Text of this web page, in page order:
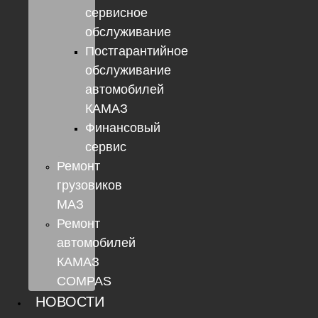
сервисное
обслуживание
Постгарантийное
обслуживание
автомобилей
КАМАЗ
Финансовый
сервис
Ремонт
грузовиков
МАЗ
Ремонт
автомобилей
КАМАЗ
COMPAS
НОВОСТИ